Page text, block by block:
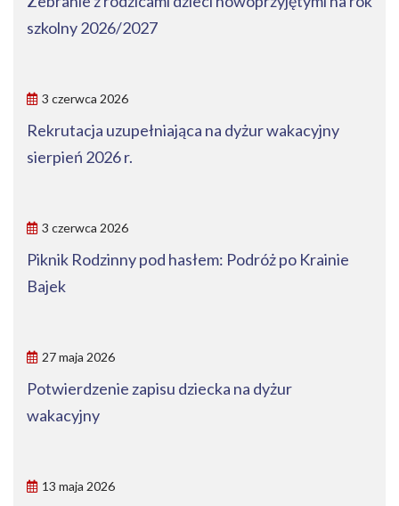
szkolny 2026/2027
3 czerwca 2026
Rekrutacja uzupełniająca na dyżur wakacyjny
sierpień 2026 r.
3 czerwca 2026
Piknik Rodzinny pod hasłem: Podróż po Krainie
Bajek
27 maja 2026
Potwierdzenie zapisu dziecka na dyżur
wakacyjny
13 maja 2026